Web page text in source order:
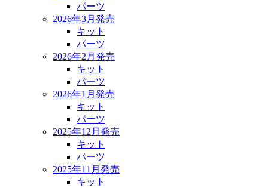
パーツ
2026年3月発売
キット
パーツ
2026年2月発売
キット
パーツ
2026年1月発売
キット
パーツ
2025年12月発売
キット
パーツ
2025年11月発売
キット